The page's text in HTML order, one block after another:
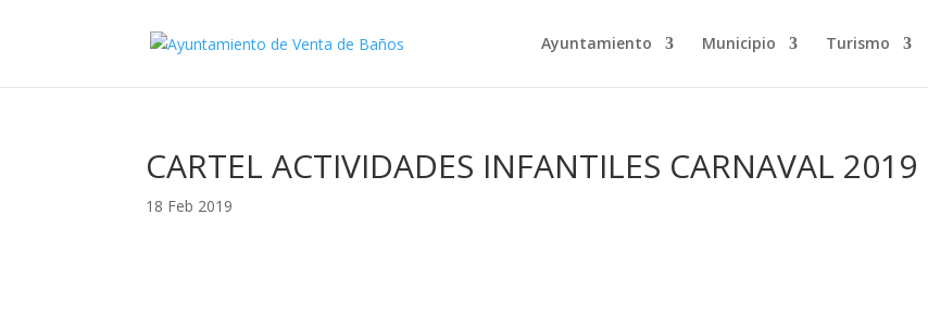
Ayuntamiento Municipio Turismo
CARTEL ACTIVIDADES INFANTILES CARNAVAL 2019
18 Feb 2019